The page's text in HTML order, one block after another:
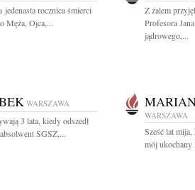
rocznica śmierci
Męża, Ojca,...
Z żalem
Profesora
jądrowego,...
WARSZAWA
3 lata, kiedy odszedł
SGSZ,...
WARSZAWA
Sześć lat
mój ukochany